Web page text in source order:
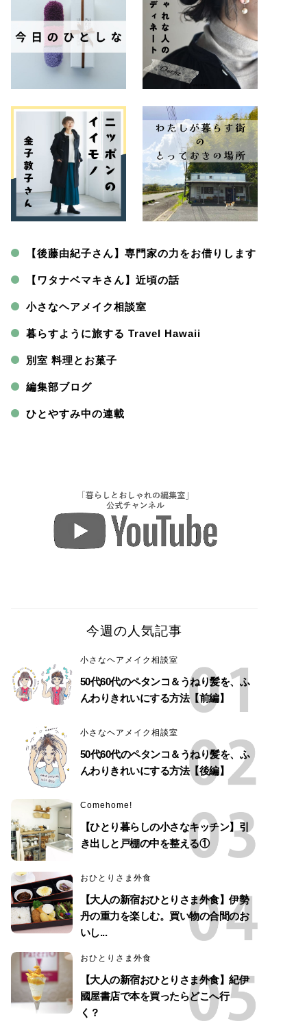
【後藤由紀子さん】専門家の力をお借りします
【ワタナベマキさん】近頃の話
小さなヘアメイク相談室
暮らすように旅する Travel Hawaii
別室 料理とお菓子
編集部ブログ
ひとやすみ中の連載
今週の人気記事
小さなヘアメイク相談室
50代60代のペタンコ＆うねり髪を、ふ
んわりきれいにする方法【前編】
小さなヘアメイク相談室
50代60代のペタンコ＆うねり髪を、ふ
んわりきれいにする方法【後編】
Comehome!
【ひとり暮らしの小さなキッチン】引
き出しと戸棚の中を整える①
おひとりさま外食
【大人の新宿おひとりさま外食】伊勢
丹の重力を楽しむ。買い物の合間のお
いし...
おひとりさま外食
【大人の新宿おひとりさま外食】紀伊
國屋書店で本を買ったらどこへ行
く？